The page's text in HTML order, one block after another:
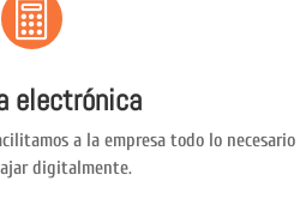

electrónica
a la empresa todo lo necesario
digitalmente.